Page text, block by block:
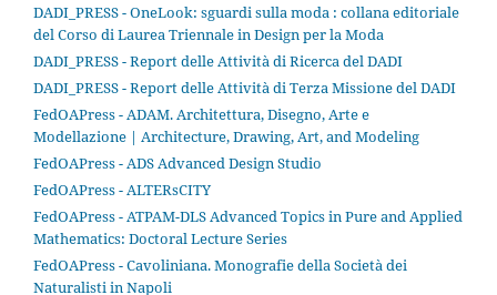
DADI_PRESS - OneLook: sguardi sulla moda : collana editoriale
del Corso di Laurea Triennale in Design per la Moda
DADI_PRESS - Report delle Attività di Ricerca del DADI
DADI_PRESS - Report delle Attività di Terza Missione del DADI
FedOAPress - ADAM. Architettura, Disegno, Arte e
Modellazione | Architecture, Drawing, Art, and Modeling
FedOAPress - ADS Advanced Design Studio
FedOAPress - ALTERsCITY
FedOAPress - ATPAM-DLS Advanced Topics in Pure and Applied
Mathematics: Doctoral Lecture Series
FedOAPress - Cavoliniana. Monografie della Società dei
Naturalisti in Napoli